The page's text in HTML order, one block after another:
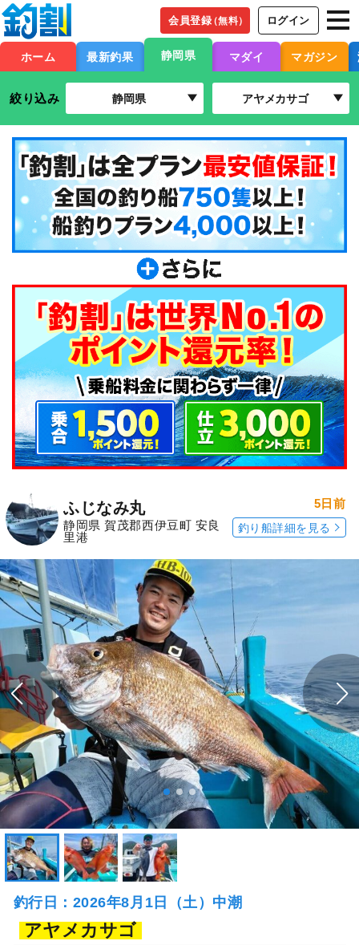
会員登録（無料） ログイン
ホーム 最新釣果 静岡県 マダイ マガジン
絞り込み 静岡県 アヤメカサゴ
ふじなみ丸
静岡県 賀茂郡西伊豆町 安良
里港
5日前
釣り船詳細を見る
釣行日：2026年8月1日（土）中潮
アヤメカサゴ